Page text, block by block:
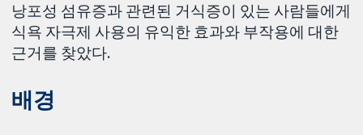
낭포성 섬유증과 관련된 거식증이 있는 사람들에게
식욕 자극제 사용의 유익한 효과와 부작용에 대한
근거를 찾았다.
배경